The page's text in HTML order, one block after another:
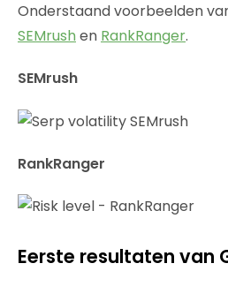
Onderstaand voorbeelden
SEMrush en RankRanger.
SEMrush
RankRanger
Eerste resultaten van